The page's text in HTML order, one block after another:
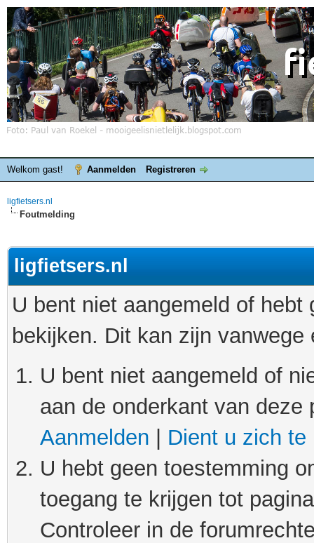
Welkom gast! Aanmelden Registreren
ligfietsers.nl
Foutmelding
ligfietsers.nl
U bent niet aangemeld of
bekijken. Dit kan zijn
U bent niet aangemeld of
aan de onderkant van
Aanmelden
Dient u zich te
U hebt geen toestemming
toegang te krijgen tot
Controleer in de